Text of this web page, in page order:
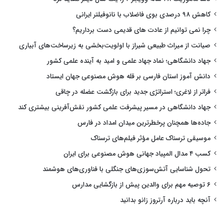
کاهش ۹۸ درصدی بوی فاضلاب با نانوفیلتر ایرانی
چرا نمی توانیم از عادت های قدیمی دست برداریم؟
صیانت از میراث طبیعی شیراز با اولویت‌بخشی به زیرساخت‌های آبیاری
جهاد دانشگاهی؛ نماد جهاد علمی و امید به آینده علمی کشور
دانش آموز استان فارسی بر قله هوش مصنوعی جهان ایستاد
فراتر از لاغری؛ استراتژی جدید برای بازگشت عضله در چاقی
جهاد دانشگاهی در مسیر پیشرفت علمی کشور نقش‌آفرینی بیشتری کند
جاده‌ها همچنان پرخطرترین میدان امداد در فارس
موسیقی ترسناک عامل مؤثر فیلم‌های ترسناک
کسب ۴ مدال المپیاد جهانی هوش مصنوعی برای ایران
تحول شناسایی آتش‌سوزی‌های جنگلی با فناوری‌های هوشمند
۶ توصیه مهم برای والدین پیش از بازگشایی مدارس
آنچه باید درباره آرتروز زانو بدانید